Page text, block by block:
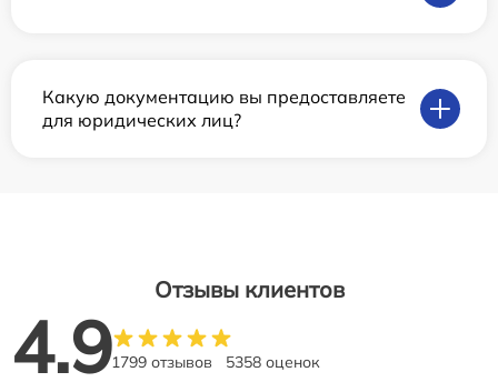
Какую документацию вы предоставляете
для юридических лиц?
Отзывы клиентов
4.91799 отзывов 5358 оценок